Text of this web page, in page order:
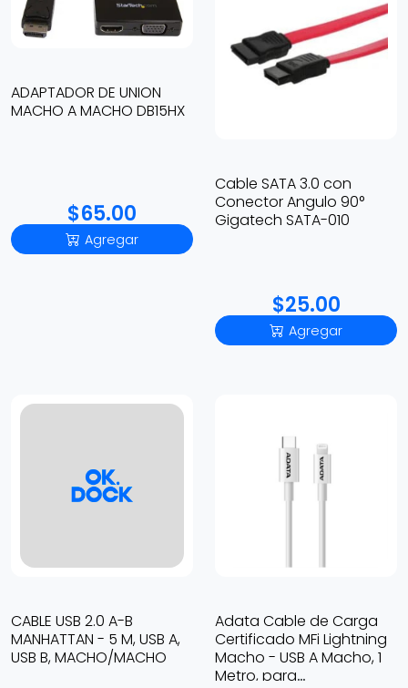
ADAPTADOR DE UNION
MACHO A MACHO DB15HX
$65.00
Agregar
Cable SATA 3.0 con
Conector Angulo 90°
Gigatech SATA-010
$25.00
Agregar
CABLE USB 2.0 A-B
MANHATTAN - 5 M, USB A,
USB B, MACHO/MACHO
Adata Cable de Carga
Certificado MFi Lightning
Macho - USB A Macho, 1
Metro, para